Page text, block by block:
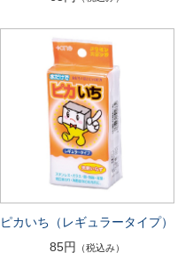
ピカいち（レギュラータイプ）
85円
（税込み）